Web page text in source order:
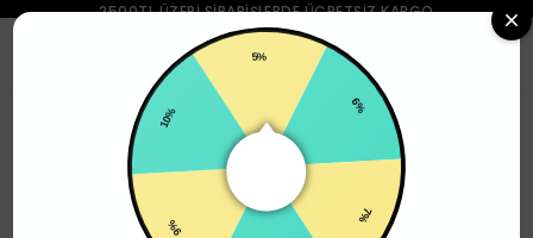
2500TL ÜZERI SIPARIŞLERDE ÜCRETSIZ KARGO
0
600TL
10%